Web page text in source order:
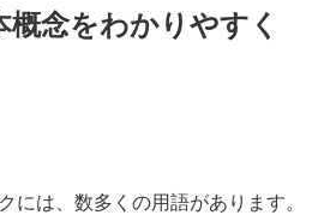
概念をわかりやすく
には、数多くの用語があります。